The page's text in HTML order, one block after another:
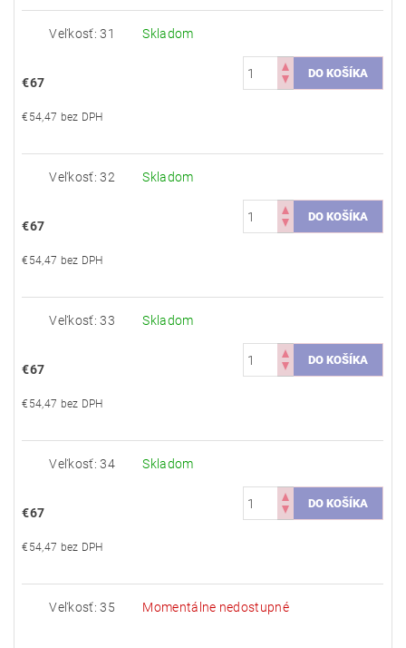
Veľkosť: 31 Skladom
€67
€54,47 bez DPH
Veľkosť: 32 Skladom
€67
€54,47 bez DPH
Veľkosť: 33 Skladom
€67
€54,47 bez DPH
Veľkosť: 34 Skladom
€67
€54,47 bez DPH
Veľkosť: 35 Momentálne nedostupné